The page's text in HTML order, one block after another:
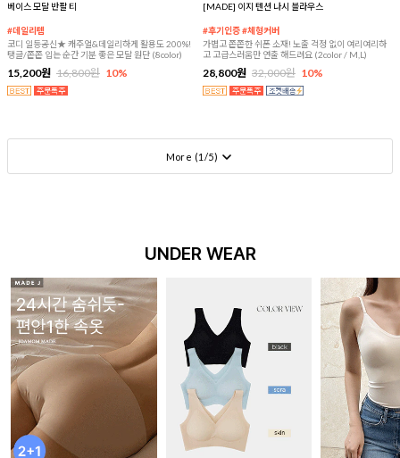
베이스 모달 반팔 티
#데일리템
코디 일등공신★ 캐주얼&데일리하게 활용도 200%!
탱글/쫀쫀 입는 순간 기분 좋은 모달 원단 (8color)
15,200원 16,800원 10%
[MADE] 이지 텐션 나시 블라우스
#후기인증 #체형커버
가볍고 쫀쫀한 쉬폰 소재! 노출 걱정 없이 여리여리하
고 고급스러움만 연출 해드려요 (2color / M,L)
28,800원 32,000원 10%
More (1 /5)
UNDER WEAR